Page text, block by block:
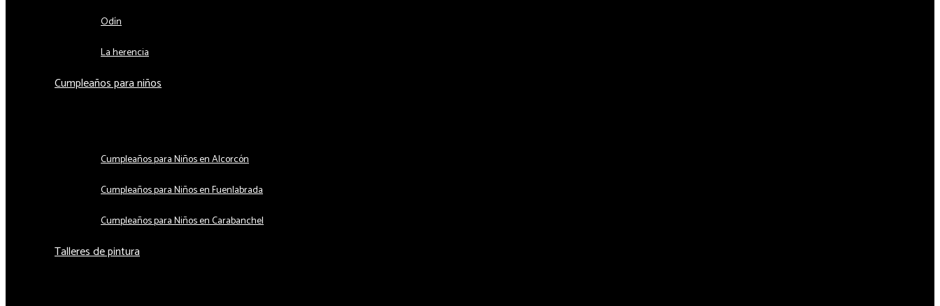
Odín
La herencia
Cumpleaños para niños
Cumpleaños para Niños en Alcorcón
Cumpleaños para Niños en Fuenlabrada
Cumpleaños para Niños en Carabanchel
Talleres de pintura